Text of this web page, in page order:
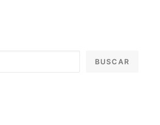
BUSCAR